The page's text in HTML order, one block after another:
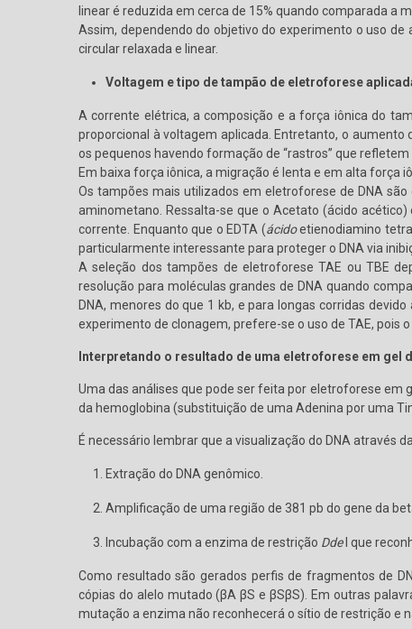
linear é reduzida em cerca de 15% quando comparada a
Assim, dependendo do objetivo do experimento o uso
circular relaxada e linear.
Voltagem e tipo de tampão de eletroforese
A corrente elétrica, a composição e a força iônica do
proporcional à voltagem aplicada. Entretanto, o
os pequenos havendo formação de “rastros” que
Em baixa força iônica, a migração é lenta e em alta força
Os tampões mais utilizados em eletroforese de DNA
aminometano. Ressalta-se que o Acetato (ácido
corrente. Enquanto que o EDTA (ácidoetienodiamino
particularmente interessante para proteger o DNA via
A seleção dos tampões de eletroforese TAE ou TBE
resolução para moléculas grandes de DNA quando
DNA, menores do que 1 kb, e para longas corridas
experimento de clonagem, prefere-se o uso de TAE, pois
Interpretando o resultado de uma eletroforese em
Uma das análises que pode ser feita por eletroforese em
da hemoglobina (substituição de uma Adenina por uma
É necessário lembrar que a visualização do DNA através
Extração do DNA genômico.
Amplificação de uma região de 381 pb do gene da
Incubação com a enzima de restrição DdeI que
Como resultado são gerados perfis de fragmentos de
cópias do alelo mutado (βA βS e βSβS). Em outras
mutação a enzima não reconhecerá o sítio de restrição e